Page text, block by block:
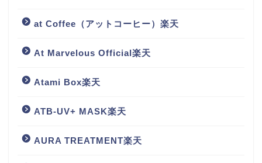
at Coffee（アットコーヒー）楽天
At Marvelous Official楽天
Atami Box楽天
ATB-UV+ MASK楽天
AURA TREATMENT楽天